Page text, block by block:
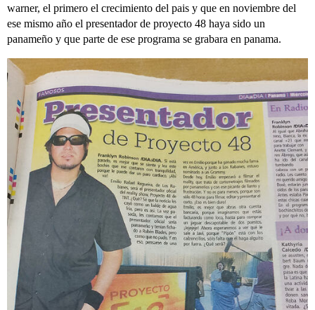
warner, el primero el crecimiento del pais y que en noviembre del
ese mismo año el presentador de proyecto 48 haya sido un
panameño y que parte de ese programa se grabara en panama.